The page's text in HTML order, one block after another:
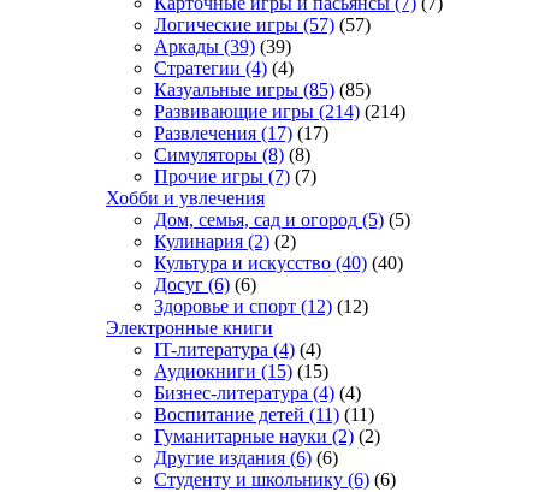
Логические игры (57) (57)
Аркады (39) (39)
Стратегии (4) (4)
Казуальные игры (85) (85)
Развивающие игры (214) (214)
Развлечения (17) (17)
Симуляторы (8) (8)
Прочие игры (7) (7)
Хобби и увлечения
Дом, семья, сад и огород (5) (5)
Кулинария (2) (2)
Культура и искусство (40) (40)
Досуг (6) (6)
Здоровье и спорт (12) (12)
Электронные книги
IT-литература (4) (4)
Аудиокниги (15) (15)
Бизнес-литература (4) (4)
Воспитание детей (11) (11)
Гуманитарные науки (2) (2)
Другие издания (6) (6)
Студенту и школьнику (6) (6)